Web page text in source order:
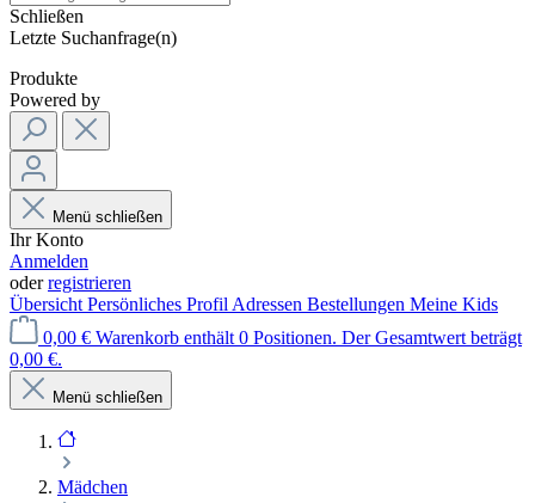
Schließen
Letzte Suchanfrage(n)
Produkte
Powered by
Menü schließen
Ihr Konto
Anmelden
oderregistrieren
Übersicht Persönliches Profil Adressen Bestellungen Meine Kids
0,00 € Warenkorb enthält 0 Positionen. Der Gesamtwert beträgt
0,00 €.
Menü schließen
Mädchen